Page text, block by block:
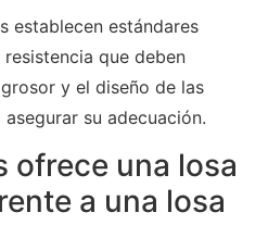
establecen estándares
que deben
y el diseño de las
su adecuación.
ofrece una losa
a una losa